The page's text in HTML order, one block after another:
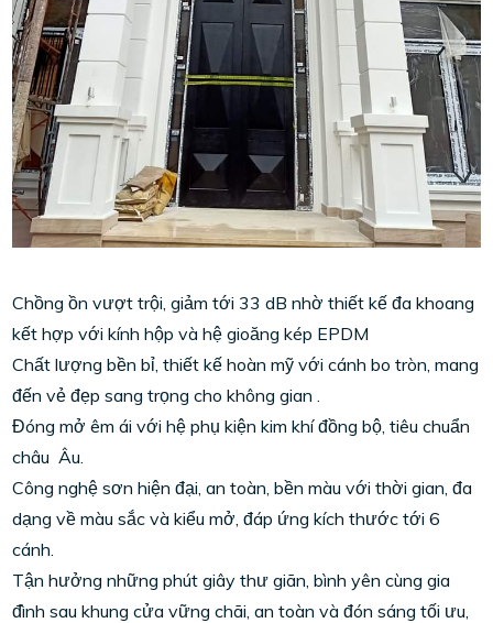
Chồng ồn vượt trội, giảm tới 33 dB nhờ thiết kế đa khoang
kết hợp với kính hộp và hệ gioăng kép EPDM
Chất lượng bền bỉ, thiết kế hoàn mỹ với cánh bo tròn, mang
đến vẻ đẹp sang trọng cho không gian .
Đóng mở êm ái với hệ phụ kiện kim khí đồng bộ, tiêu chuẩn
châu Âu.
Công nghệ sơn hiện đại, an toàn, bền màu với thời gian, đa
dạng về màu sắc và kiểu mở, đáp ứng kích thước tới 6
cánh.
Tận hưởng những phút giây thư giãn, bình yên cùng gia
đình sau khung cửa vững chãi, an toàn và đón sáng tối ưu,